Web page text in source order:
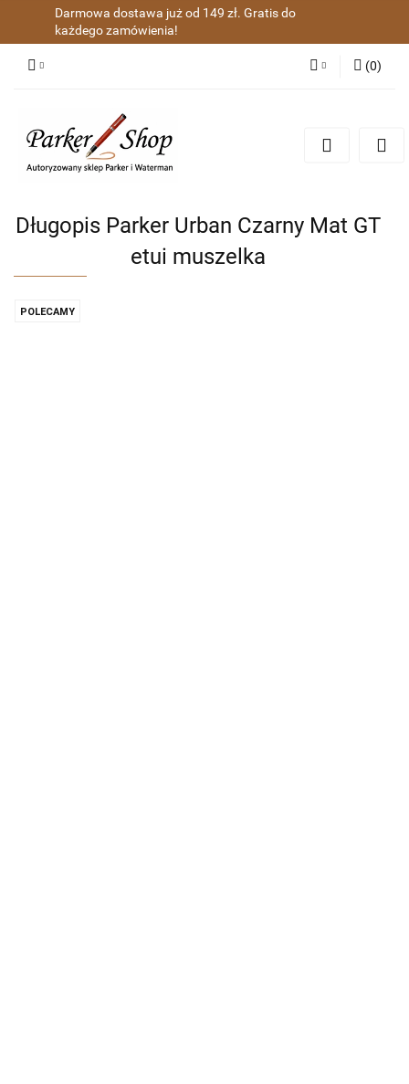
Darmowa dostawa już od 149 zł. Gratis do
każdego zamówienia!
Zarejestruj się
(0)
Długopis Parker Urban Czarny Mat GT
etui muszelka
POLECAMY